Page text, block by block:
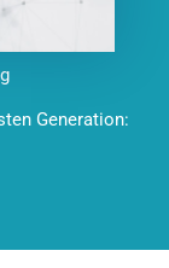
Generation: